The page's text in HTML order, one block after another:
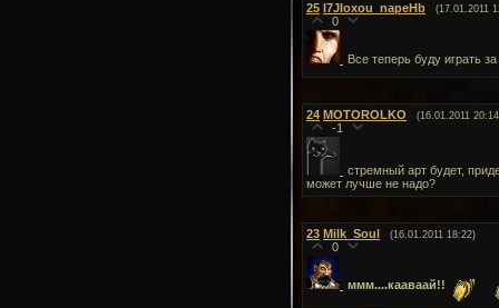
25 I7JIoxou_napeHb (17.01.2011
0
Все теперь буду играть
24 MOTOROLKO (16.01.2011
-1
стремный арт будет,
может лучше не надо?
23 Milk_Soul (16.01.2011 18:22)
0
ммм....кааваай!!